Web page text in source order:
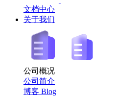
文档中心
关于我们
公司概况
公司简介
博客 Blog